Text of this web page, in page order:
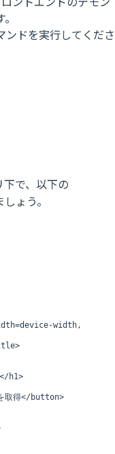
ンドを実行してくださ
下で、以下の
ょう。
width,
>
</h1>
取得</button>